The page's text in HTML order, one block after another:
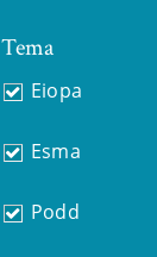
Tema
Eiopa
Esma
Podd